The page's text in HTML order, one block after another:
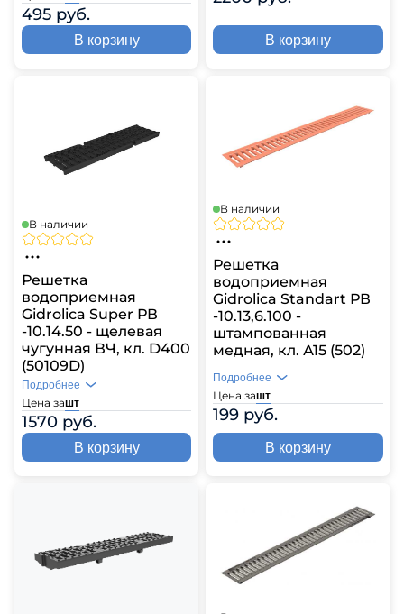
495 руб.
В корзину В корзину
В наличии
Решетка
водоприемная
Gidrolica Super РВ
-10.14.50 - щелевая
чугунная ВЧ, кл. D400
(50109D)
Цена зашт
1570 руб.
Подробнее
В корзину
В наличии
Решетка
водоприемная
Gidrolica Standart РВ
-10.13,6.100 -
штампованная
медная, кл. А15 (502)
Цена зашт
199 руб.
Подробнее
В корзину